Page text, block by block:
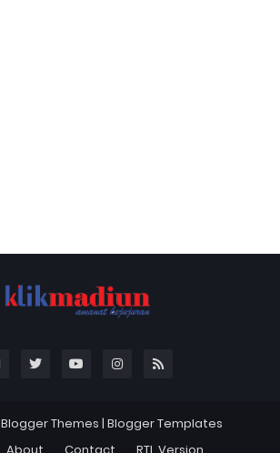
Blogger Themes | Blogger Templates